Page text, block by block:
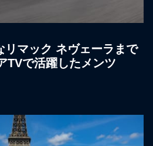
リマック ネヴェーラまで
TVで活躍したメンツ